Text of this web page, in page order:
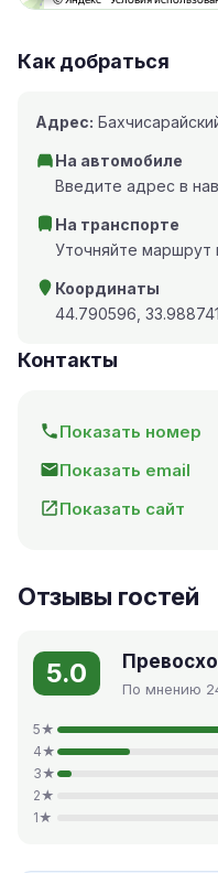
Как добраться
Адрес:
На автомобиле
Введите адрес в
На транспорте
Уточняйте маршрут
Координаты
44.790596, 33.988741
Контакты
Показать номер
Показать email
Показать сайт
Отзывы гостей
5.0 По мнению
5★
4★
3★
2★
1★